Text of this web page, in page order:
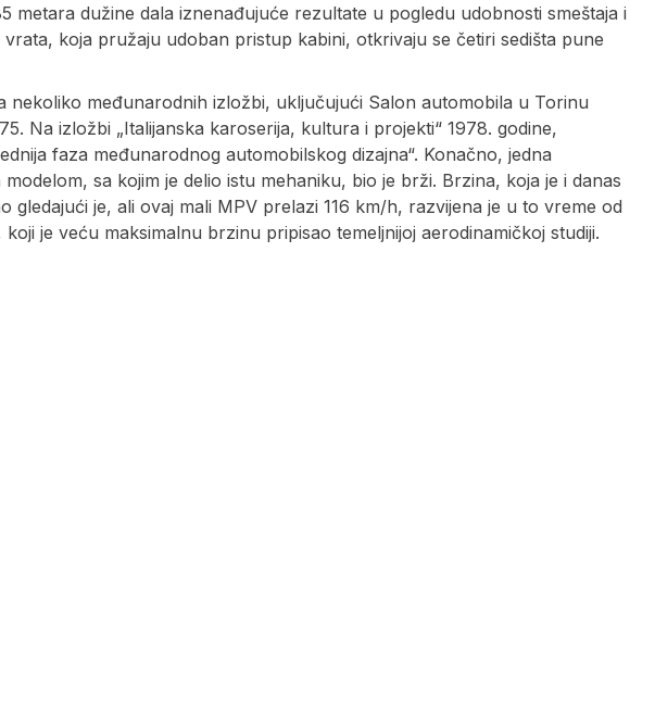
metara dužine dala iznenađujuće rezultate u pogledu udobnosti smeštaja i
koja pružaju udoban pristup kabini, otkrivaju se četiri sedišta pune
nekoliko međunarodnih izložbi, uključujući Salon automobila u Torinu
Na izložbi „Italijanska karoserija, kultura i projekti“ 1978. godine,
faza međunarodnog automobilskog dizajna“. Konačno, jedna
sa kojim je delio istu mehaniku, bio je brži. Brzina, koja je i danas
gledajući je, ali ovaj mali MPV prelazi 116 km/h, razvijena je u to vreme od
je veću maksimalnu brzinu pripisao temeljnijoj aerodinamičkoj studiji.